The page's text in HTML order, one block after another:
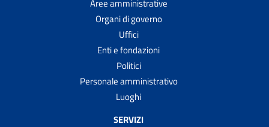
Aree amministrative
Organi di governo
Uffici
Enti e fondazioni
Politici
Personale amministrativo
Luoghi
SERVIZI